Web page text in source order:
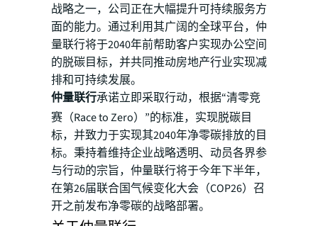
战略之一，公司正在大幅提升可持续服务方
面的能力。通过利用其广阔的全球平台，仲
量联行将于2040年前帮助客户实现办公空间
的脱碳目标，并共同推动房地产行业实现减
排和可持续发展。
仲量联行承诺立即采取行动，根据“清零竞
赛（Race to Zero）”的标准，实现脱碳目
标，并致力于实现其2040年净零碳排放的目
标。秉持着维持企业战略透明、动员各界参
与行动的宗旨，仲量联行将于今年下半年，
在第26届联合国气候变化大会（COP26）召
开之前发布净零碳的战略部署。